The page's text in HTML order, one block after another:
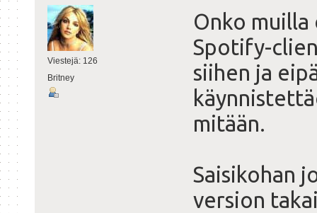
Viestejä: 126
Britney
Onko muilla
Spotify-
siihen ja
mitään.
Saisikohan
version